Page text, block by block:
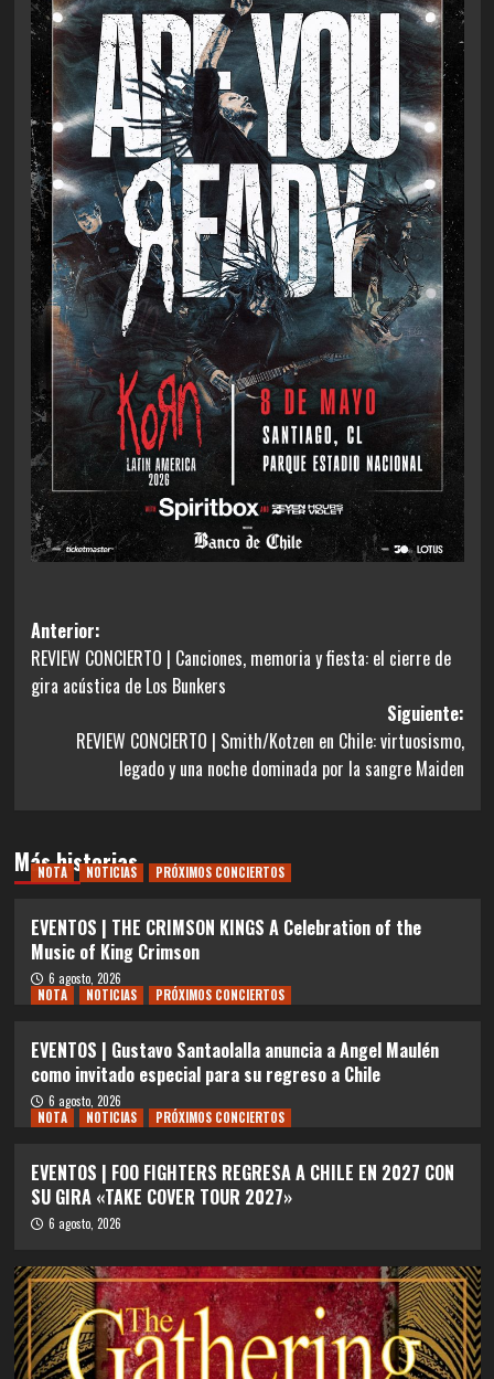
Navegación
de
entradas
Anterior:
REVIEW CONCIERTO | Canciones, memoria y fiesta: el cierre de
gira acústica de Los Bunkers
Siguiente:
REVIEW CONCIERTO | Smith/Kotzen en Chile: virtuosismo,
legado y una noche dominada por la sangre Maiden
Más historias
NOTA NOTICIAS PRÓXIMOS CONCIERTOS
EVENTOS | THE CRIMSON KINGS A Celebration of the
Music of King Crimson
6 agosto, 2026
NOTA
NOTICIAS PRÓXIMOS CONCIERTOS
EVENTOS | Gustavo Santaolalla anuncia a Angel Maulén
como invitado especial para su regreso a Chile
6 agosto, 2026
NOTA
NOTICIAS PRÓXIMOS CONCIERTOS
EVENTOS | FOO FIGHTERS REGRESA A CHILE EN 2027 CON
SU GIRA «TAKE COVER TOUR 2027»
6 agosto, 2026